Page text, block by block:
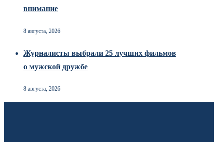
внимание
8 августа, 2026
Журналисты выбрали 25 лучших фильмов
о мужской дружбе
8 августа, 2026